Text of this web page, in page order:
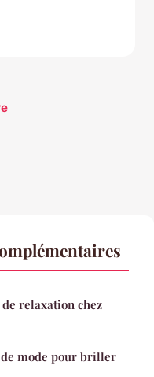
relaxation chez
de mode pour briller